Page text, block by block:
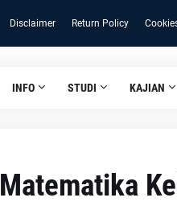
Disclaimer Return Policy
INFO STUDI KAJIAN